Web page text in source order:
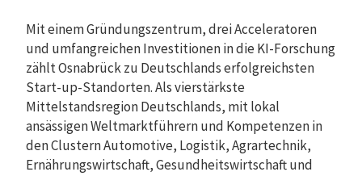
Mit einem Gründungszentrum, drei Acceleratoren
und umfangreichen Investitionen in die KI-Forschung
zählt Osnabrück zu Deutschlands erfolgreichsten
Start-up-Standorten. Als vierstärkste
Mittelstandsregion Deutschlands, mit lokal
ansässigen Weltmarktführern und Kompetenzen in
den Clustern Automotive, Logistik, Agrartechnik,
Ernährungswirtschaft, Gesundheitswirtschaft und